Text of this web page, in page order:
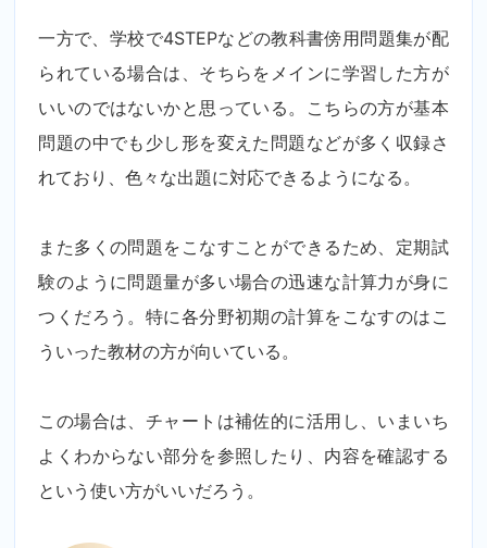
一方で、学校で4STEPなどの教科書傍用問題集が配
られている場合は、そちらをメインに学習した方が
いいのではないかと思っている。こちらの方が基本
問題の中でも少し形を変えた問題などが多く収録さ
れており、色々な出題に対応できるようになる。
また多くの問題をこなすことができるため、定期試
験のように問題量が多い場合の迅速な計算力が身に
つくだろう。特に各分野初期の計算をこなすのはこ
ういった教材の方が向いている。
この場合は、チャートは補佐的に活用し、いまいち
よくわからない部分を参照したり、内容を確認する
という使い方がいいだろう。